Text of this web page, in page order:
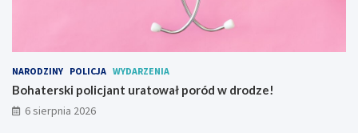
NARODZINY POLICJA WYDARZENIA
Bohaterski policjant uratował poród w drodze!
6 sierpnia 2026